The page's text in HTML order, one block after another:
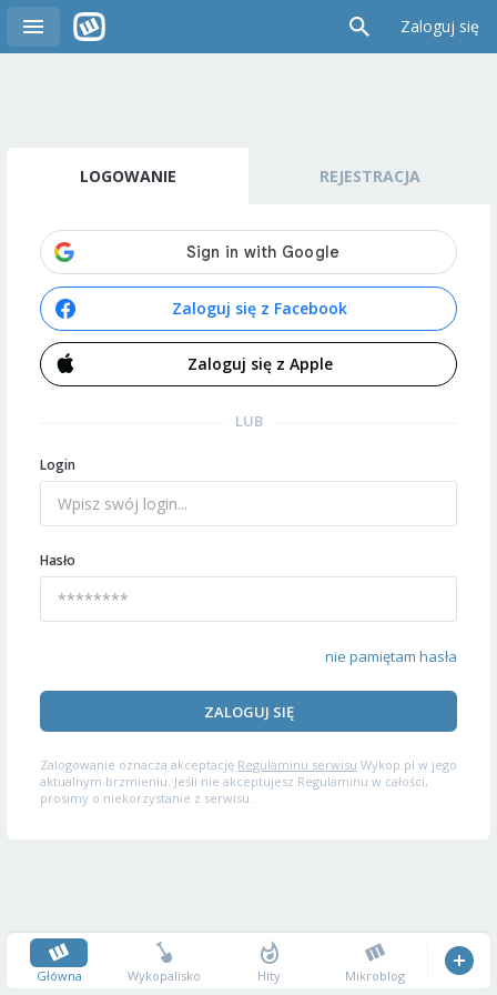
Zaloguj się
LOGOWANIE REJESTRACJA
Zaloguj się z Facebook
Zaloguj się z Apple
LUB
Login
Hasło
nie pamiętam hasła
ZALOGUJ SIĘ
Zalogowanie oznacza akceptację Regulaminu serwisu Wykop.pl w jego
aktualnym brzmieniu. Jeśli nie akceptujesz Regulaminu w całości,
prosimy o niekorzystanie z serwisu.
Główna Wykopalisko Hity Mikroblog